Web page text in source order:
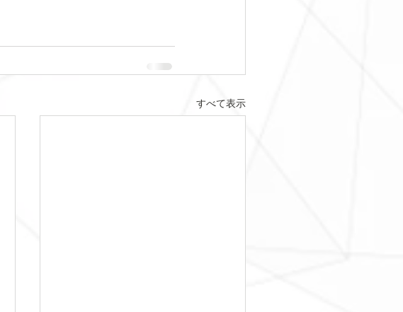
すべて表示